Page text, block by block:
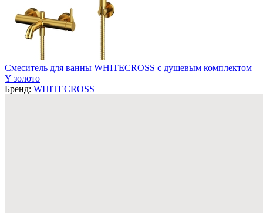
Смеситель для ванны WHITECROSS с душевым комплектом
Y золото
Бренд: WHITECROSS